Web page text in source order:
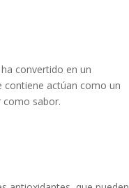
convertido en un
contiene actúan como un
como sabor.